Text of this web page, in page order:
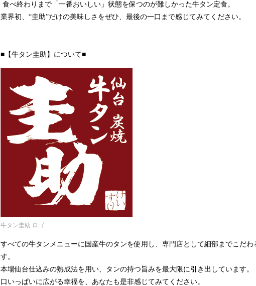
食べ終わりまで「一番おいしい」状態を保つのが難しかった牛タン定食。
業界初、“圭助”だけの美味しさをぜひ、最後の一口まで感じてみてください。
■【牛タン圭助】について■
牛タン圭助 ロゴ
すべての牛タンメニューに国産牛のタンを使用し、専門店として細部までこだ
す。
本場仙台仕込みの熟成法を用い、タンの持つ旨みを最大限に引き出しています。
口いっぱいに広がる幸福を、あなたも是非感じてみてください。